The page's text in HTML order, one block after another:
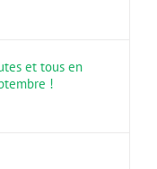
et tous en
!